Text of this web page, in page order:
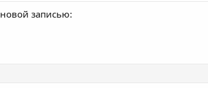
новой записью: